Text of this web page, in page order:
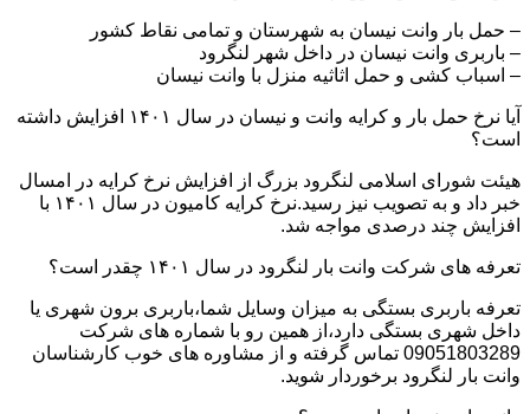
– حمل بار وانت نیسان به شهرستان و تمامی نقاط کشور
– باربری وانت نیسان در داخل شهر لنگرود
– اسباب کشی و حمل اثاثیه منزل با وانت نیسان
آیا نرخ حمل بار و کرایه وانت و نیسان در سال ۱۴۰۱ افزایش داشته
است؟
هیئت شورای اسلامی لنگرود بزرگ از افزایش نرخ کرایه در امسال
خبر داد و به تصویب نیز رسید.نرخ کرایه کامیون در سال ۱۴۰۱ با
افزایش چند درصدی مواجه شد.
تعرفه های شرکت وانت بار لنگرود در سال ۱۴۰۱ چقدر است؟
تعرفه باربری بستگی به میزان وسایل شما،باربری برون شهری یا
داخل شهری بستگی دارد،از همین رو با شماره های شرکت
09051803289 تماس گرفته و از مشاوره های خوب کارشناسان
وانت بار لنگرود برخوردار شوید.